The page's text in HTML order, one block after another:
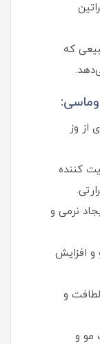
که
از وز
کننده
نرمی و
افزایش
و
مو و